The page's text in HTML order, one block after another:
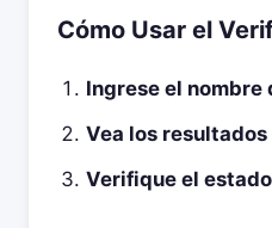
Cómo Usar el
Ingrese el nombre
Vea los resultados
Verifique el estado